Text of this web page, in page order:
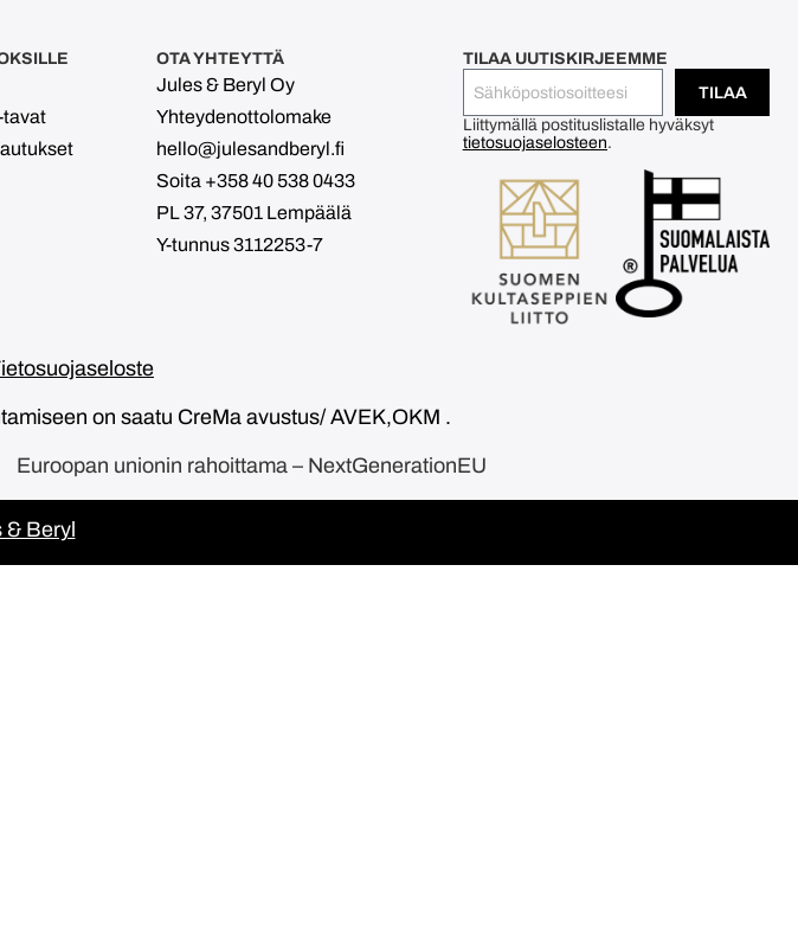
tavat
OTA YHTEYTTÄ
Jules & Beryl Oy
Yhteydenottolomake
hello@julesandberyl.fi
Soita +358 40 538 0433
PL 37, 37501 Lempäälä
Y-tunnus 3112253-7
TILAA UUTISKIRJEEMME
TILAA
Liittymällä postituslistalle hyväksyt
tietosuojaselosteen.
on saatu CreMa avustus/ AVEK,OKM .
Euroopan unionin rahoittama – NextGenerationEU
& Beryl